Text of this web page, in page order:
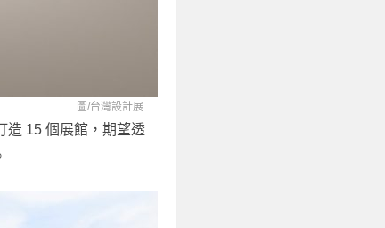
圖/台灣設計展
造 15 個展館，期望透